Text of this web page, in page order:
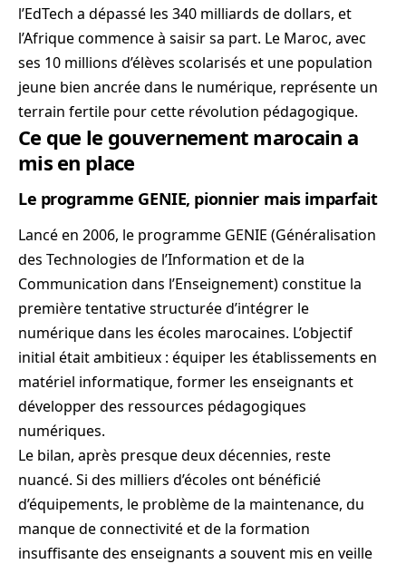
l’EdTech a dépassé les 340 milliards de dollars, et
l’Afrique commence à saisir sa part. Le Maroc, avec
ses 10 millions d’élèves scolarisés et une population
jeune bien ancrée dans le numérique, représente un
terrain fertile pour cette révolution pédagogique.
Ce que le gouvernement marocain a
mis en place
Le programme GENIE, pionnier mais imparfait
Lancé en 2006, le programme GENIE (Généralisation
des Technologies de l’Information et de la
Communication dans l’Enseignement) constitue la
première tentative structurée d’intégrer le
numérique dans les écoles marocaines. L’objectif
initial était ambitieux : équiper les établissements en
matériel informatique, former les enseignants et
développer des ressources pédagogiques
numériques.
Le bilan, après presque deux décennies, reste
nuancé. Si des milliers d’écoles ont bénéficié
d’équipements, le problème de la maintenance, du
manque de connectivité et de la formation
insuffisante des enseignants a souvent mis en veille